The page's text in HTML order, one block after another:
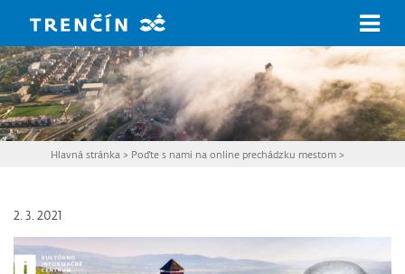
Hlavná stránka > Poďte s nami na online prechádzku mestom>
2. 3. 2021